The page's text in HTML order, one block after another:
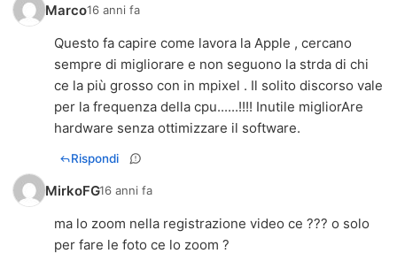
Marco16 anni fa
Questo fa capire come lavora la Apple , cercano
sempre di migliorare e non seguono la strda di chi
ce la più grosso con in mpixel . Il solito discorso vale
per la frequenza della cpu......!!!! Inutile migliorAre
hardware senza ottimizzare il software.
Rispondi
MirkoFG16 anni fa
ma lo zoom nella registrazione video ce ??? o solo
per fare le foto ce lo zoom ?